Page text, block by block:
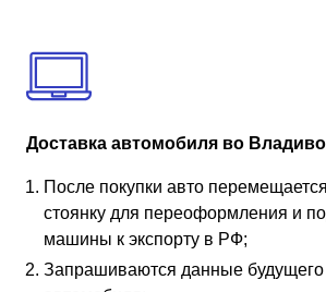
Доставка автомобиля во
После покупки авто
стоянку для переоформления и
машины к экспорту в РФ;
Запрашиваются данные будущего